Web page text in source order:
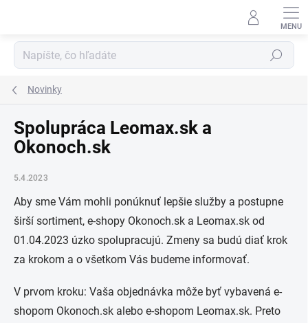
Hľadať
Novinky
Spolupráca Leomax.sk a
Okonoch.sk
5.4.2023
Aby sme Vám mohli ponúknuť lepšie služby a postupne
širší sortiment, e-shopy Okonoch.sk a Leomax.sk od
01.04.2023 úzko spolupracujú. Zmeny sa budú diať krok
za krokom a o všetkom Vás budeme informovať.
V prvom kroku: Vaša objednávka môže byť vybavená e-
shopom Okonoch.sk alebo e-shopom Leomax.sk. Preto